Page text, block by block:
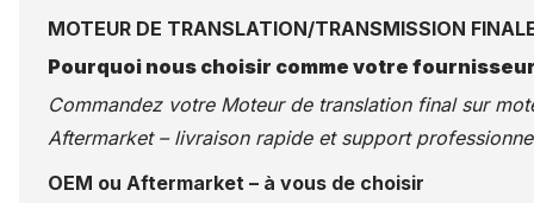
MOTEUR DE TRANSLATION/TRANSMISSION
Pourquoi nous choisir comme votre
Commandez votre Moteur de translation final sur
Aftermarket – livraison rapide et support
OEM ou Aftermarket – à vous de choisir